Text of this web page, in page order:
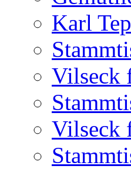
Karl
Vilseck
Vilseck